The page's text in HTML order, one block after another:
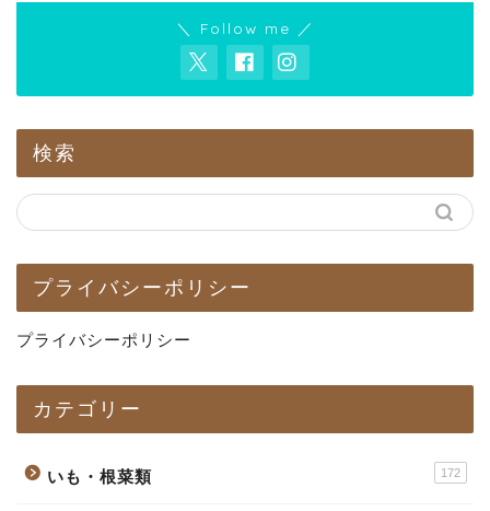
＼ Follow me ／
検索
プライバシーポリシー
プライバシーポリシー
カテゴリー
いも・根菜類 172